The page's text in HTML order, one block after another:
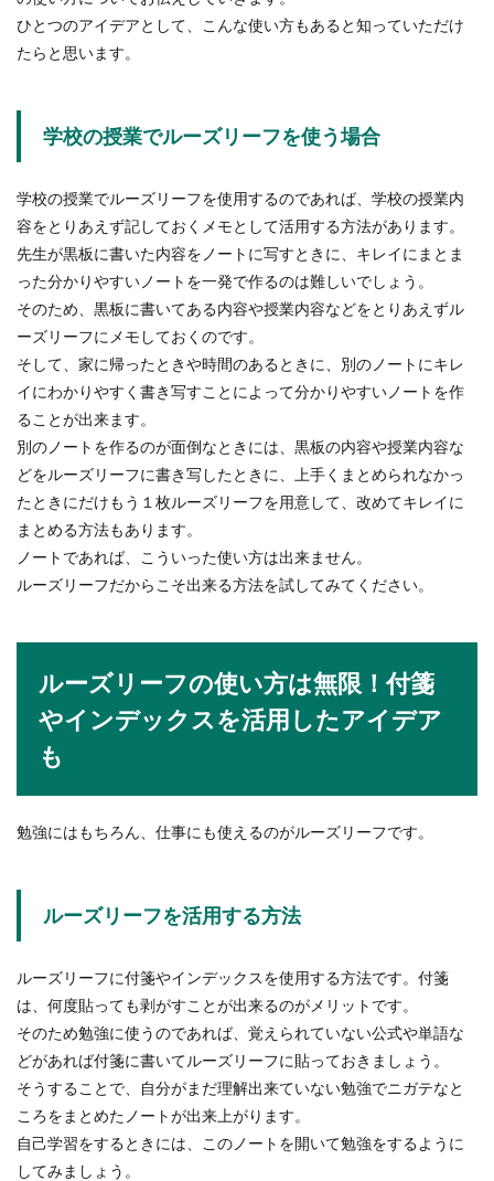
う決める？コツやポイント
画家とイラストレーターの違いを比
較。仕事内容や収入まで
絵を描く仕事といえば画家やイラストレーターな
どありますが、そこにはどんな違いがあるのでし
ょう。同...
大掃除の方法と注意点を解説
年末は家の中の大掃除をしますが、神棚の掃除も
掃除をする時...
夫婦で香典を包むことになったけど、香典の金額
はいくら包めばよいのかわからない、マナー違反
【スクワットの重量の決め方】女性の
バーベルスクワットを始めてみたいと思っても、
日本のマナーは食事から始めるとより
良いです
に関しては箸の扱い方や物の食べ方などにおいて
ひとつのアイデアとして、こんな使い方もあると知っていただけ
たらと思います。
学校の授業でルーズリーフを使う場合
学校の授業でルーズリーフを使用するのであれば、学校の授業内
容をとりあえず記しておくメモとして活用する方法があります。
先生が黒板に書いた内容をノートに写すときに、キレイにまとま
った分かりやすいノートを一発で作るのは難しいでしょう。
そのため、黒板に書いてある内容や授業内容などをとりあえずル
ーズリーフにメモしておくのです。
そして、家に帰ったときや時間のあるときに、別のノートにキレ
イにわかりやすく書き写すことによって分かりやすいノートを作
ることが出来ます。
別のノートを作るのが面倒なときには、黒板の内容や授業内容な
どをルーズリーフに書き写したときに、上手くまとめられなかっ
たときにだけもう１枚ルーズリーフを用意して、改めてキレイに
まとめる方法もあります。
ノートであれば、こういった使い方は出来ません。
ルーズリーフだからこそ出来る方法を試してみてください。
ルーズリーフの使い方は無限！付箋
やインデックスを活用したアイデア
も
勉強にはもちろん、仕事にも使えるのがルーズリーフです。
ルーズリーフを活用する方法
ルーズリーフに付箋やインデックスを使用する方法です。付箋
は、何度貼っても剥がすことが出来るのがメリットです。
そのため勉強に使うのであれば、覚えられていない公式や単語な
どがあれば付箋に書いてルーズリーフに貼っておきましょう。
そうすることで、自分がまだ理解出来ていない勉強でニガテなと
ころをまとめたノートが出来上がります。
自己学習をするときには、このノートを開いて勉強をするように
してみましょう。